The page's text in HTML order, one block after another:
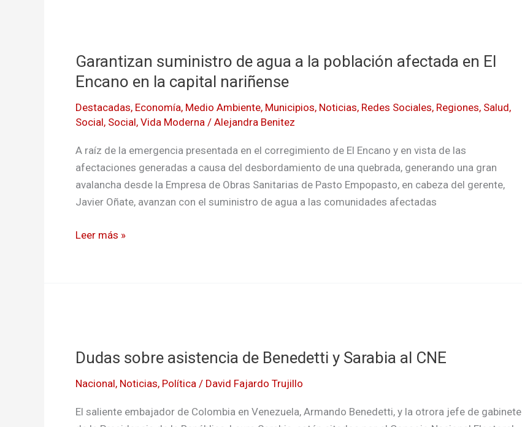
Garantizan suministro de agua a la población afectada en El
Encano en la capital nariñense
Destacadas, Economía, Medio Ambiente, Municipios, Noticias, Redes Sociales, Regiones, Salud,
Social, Social, Vida Moderna / Alejandra Benitez
A raíz de la emergencia presentada en el corregimiento de El Encano y en vista de las
afectaciones generadas a causa del desbordamiento de una quebrada, generando una gran
avalancha desde la Empresa de Obras Sanitarias de Pasto Empopasto, en cabeza del gerente,
Javier Oñate, avanzan con el suministro de agua a las comunidades afectadas
de
agua
la
población
afectada
en
El
Encano
la
Leer más »
Dudas sobre asistencia de Benedetti y Sarabia al CNE
Nacional, Noticias, Política / David Fajardo Trujillo
El saliente embajador de Colombia en Venezuela, Armando Benedetti, y la otrora jefe de gabinete
asistencia
Benedetti
y